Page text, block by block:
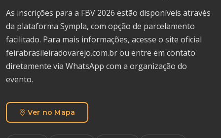
As inscrições para a FBV 2026 estão disponíveis através
da plataforma Sympla, com opção de parcelamento
facilitado. Para mais informações, acesse o site oficial
feirabrasileiradovarejo.com.br ou entre em contato
diretamente via WhatsApp com a organização do
evento.
Ver no Mapa